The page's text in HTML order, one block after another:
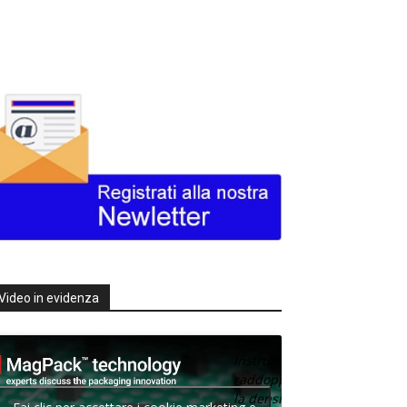
in evidenza
Texas
raddoppia
la densità